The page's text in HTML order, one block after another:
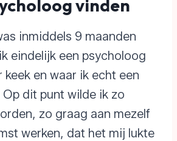
vinden
inmiddels 9 maanden
eindelijk een psycholoog
en waar ik echt een
dit punt wilde ik zo
zo graag aan mezelf
werken, dat het mij lukte